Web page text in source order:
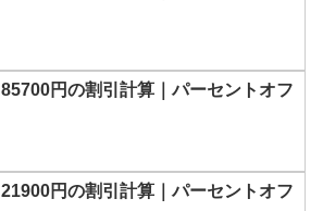
85700円の割引計算｜パーセントオフ
21900円の割引計算｜パーセントオフ